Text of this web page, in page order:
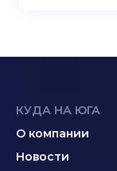
КУДА НА ЮГА
О компании
Новости